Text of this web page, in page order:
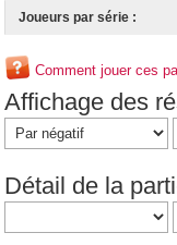
Joueurs par série :
Comment jouer ces
Affichage des
Détail de la